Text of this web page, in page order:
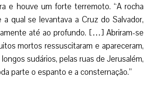
e houve um forte terremoto. “A rocha
a qual se levantava a Cruz do Salvador,
até ao profundo. […] Abriram-se
mortos ressuscitaram e apareceram,
sudários, pelas ruas de Jerusalém,
parte o espanto e a consternação.”